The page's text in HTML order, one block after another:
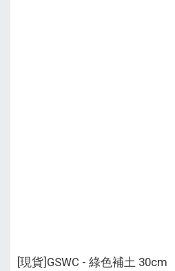
[現貨]GSWC - 綠色補土 30cm